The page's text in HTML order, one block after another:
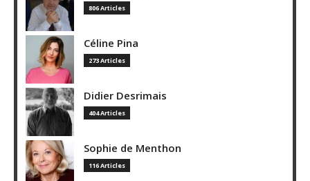
806 Articles
Céline Pina
273 Articles
Didier Desrimais
404 Articles
Sophie de Menthon
116 Articles